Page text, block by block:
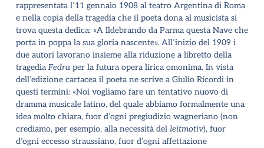
rappresentata l’11 gennaio 1908 al teatro Argentina di Roma
e nella copia della tragedia che il poeta dona al musicista si
trova questa dedica: «A Ildebrando da Parma questa Nave che
porta in poppa la sua gloria nascente». All’inizio del 1909 i
due autori lavorano insieme alla riduzione a libretto della
tragedia Fedraper la futura opera lirica omonima. In vista
dell’edizione cartacea il poeta ne scrive a Giulio Ricordi in
questi termini: «Noi vogliamo fare un tentativo nuovo di
dramma musicale latino, del quale abbiamo formalmente una
idea molto chiara, fuor d’ogni pregiudizio wagneriano (non
crediamo, per esempio, alla necessità del leitmotiv), fuor
d’ogni eccesso straussiano, fuor d’ogni affettazione